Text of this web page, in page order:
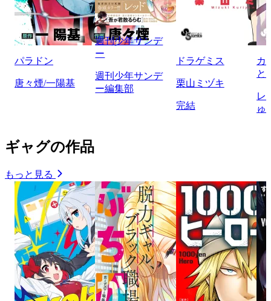
パラドン
唐々煙/一陽基
週刊少年サンデ
ー
週刊少年サンデ
ー編集部
ドラゲミス
栗山ミヅキ
完結
カ
と
レ
ゅ
ギャグの作品
もっと見る